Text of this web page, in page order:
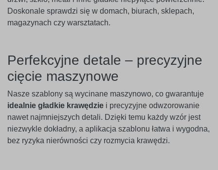
Doskonale sprawdzi się w domach, biurach, sklepach,
magazynach czy warsztatach.
Perfekcyjne detale – precyzyjne
cięcie maszynowe
Nasze szablony są wycinane maszynowo, co gwarantuje
idealnie gładkie krawędzie i precyzyjne odwzorowanie
nawet najmniejszych detali. Dzięki temu każdy wzór jest
niezwykle dokładny, a aplikacja szablonu łatwa i wygodna,
bez ryzyka nierówności czy rozmycia krawędzi.